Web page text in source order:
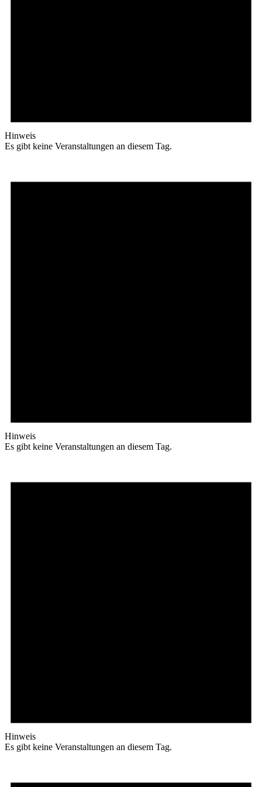
Hinweis
Es gibt keine Veranstaltungen an diesem Tag.
Hinweis
Es gibt keine Veranstaltungen an diesem Tag.
Hinweis
Es gibt keine Veranstaltungen an diesem Tag.